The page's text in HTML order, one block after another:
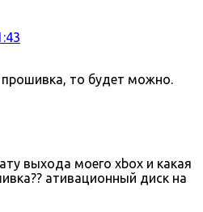
то будет можно.
выхода моего xbox и какая
ативационный диск на